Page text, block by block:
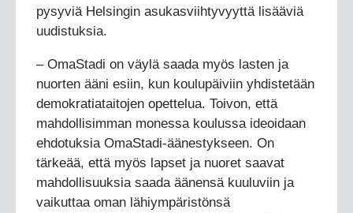
pysyviä Helsingin asukasviihtyvyyttä lisääviä
uudistuksia.
– OmaStadi on väylä saada myös lasten ja
nuorten ääni esiin, kun koulupäiviin yhdistetään
demokratiataitojen opettelua. Toivon, että
mahdollisimman monessa koulussa ideoidaan
ehdotuksia OmaStadi-äänestykseen. On
tärkeää, että myös lapset ja nuoret saavat
mahdollisuuksia saada äänensä kuuluviin ja
vaikuttaa oman lähiympäristönsä